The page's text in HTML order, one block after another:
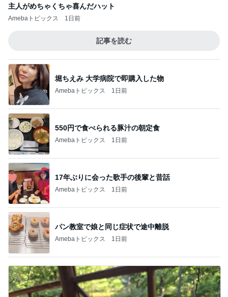
主人がめちゃくちゃ喜んだハット
Amebaトピックス 1日前
記事を読む
堀ちえみ 大学病院で即購入した物
Amebaトピックス 1日前
550円で食べられる豚汁の朝定食
Amebaトピックス 1日前
17年ぶりに会った歌手の後輩と昔話
Amebaトピックス 1日前
パン教室で娘と同じ症状で途中離脱
Amebaトピックス 1日前